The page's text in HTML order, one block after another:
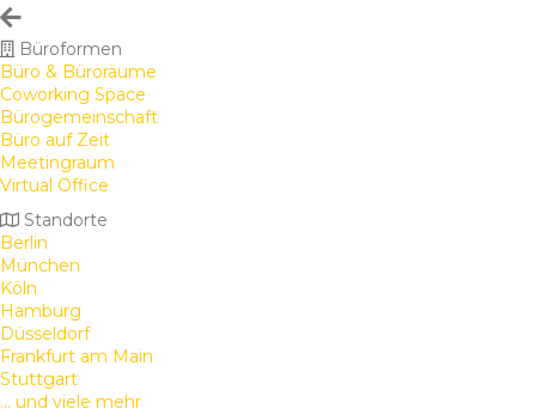
Büroformen
Büro & Büroräume
Coworking Space
Bürogemeinschaft
Büro auf Zeit
Meetingraum
Virtual Office
Standorte
Berlin
München
Köln
Hamburg
Düsseldorf
Frankfurt am Main
Stuttgart
... und viele mehr